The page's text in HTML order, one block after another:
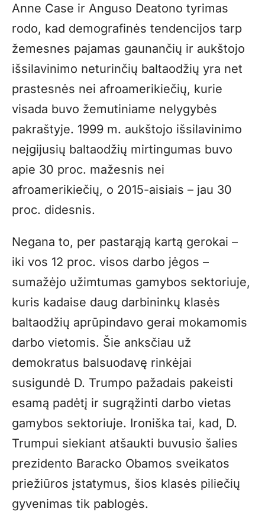
Anne Case ir Anguso Deatono tyrimas
rodo, kad demografinės tendencijos tarp
žemesnes pajamas gaunančių ir aukštojo
išsilavinimo neturinčių baltaodžių yra net
prastesnės nei afroamerikiečių, kurie
visada buvo žemutiniame nelygybės
pakraštyje. 1999 m. aukštojo išsilavinimo
neįgijusių baltaodžių mirtingumas buvo
apie 30 proc. mažesnis nei
afroamerikiečių, o 2015-aisiais – jau 30
proc. didesnis.
Negana to, per pastarąją kartą gerokai –
iki vos 12 proc. visos darbo jėgos –
sumažėjo užimtumas gamybos sektoriuje,
kuris kadaise daug darbininkų klasės
baltaodžių aprūpindavo gerai mokamomis
darbo vietomis. Šie anksčiau už
demokratus balsuodavę rinkėjai
susigundė D. Trumpo pažadais pakeisti
esamą padėtį ir sugrąžinti darbo vietas
gamybos sektoriuje. Ironiška tai, kad, D.
Trumpui siekiant atšaukti buvusio šalies
prezidento Baracko Obamos sveikatos
priežiūros įstatymus, šios klasės piliečių
gyvenimas tik pablogės.